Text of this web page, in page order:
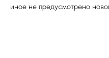
иное не предусмотрено